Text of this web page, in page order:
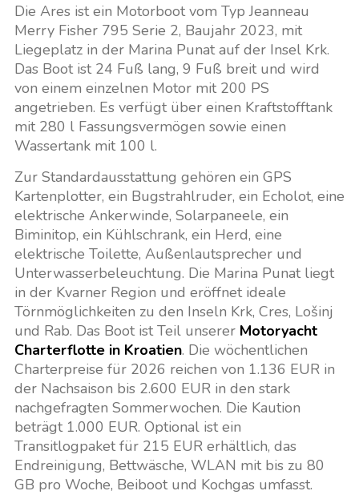
Die Ares ist ein Motorboot vom Typ Jeanneau
Merry Fisher 795 Serie 2, Baujahr 2023, mit
Liegeplatz in der Marina Punat auf der Insel Krk.
Das Boot ist 24 Fuß lang, 9 Fuß breit und wird
von einem einzelnen Motor mit 200 PS
angetrieben. Es verfügt über einen Kraftstofftank
mit 280 l Fassungsvermögen sowie einen
Wassertank mit 100 l.
Zur Standardausstattung gehören ein GPS
Kartenplotter, ein Bugstrahlruder, ein Echolot, eine
elektrische Ankerwinde, Solarpaneele, ein
Biminitop, ein Kühlschrank, ein Herd, eine
elektrische Toilette, Außenlautsprecher und
Unterwasserbeleuchtung. Die Marina Punat liegt
in der Kvarner Region und eröffnet ideale
Törnmöglichkeiten zu den Inseln Krk, Cres, Lošinj
und Rab. Das Boot ist Teil unserer Motoryacht
Charterflotte in Kroatien. Die wöchentlichen
Charterpreise für 2026 reichen von 1.136 EUR in
der Nachsaison bis 2.600 EUR in den stark
nachgefragten Sommerwochen. Die Kaution
beträgt 1.000 EUR. Optional ist ein
Transitlogpaket für 215 EUR erhältlich, das
Endreinigung, Bettwäsche, WLAN mit bis zu 80
GB pro Woche, Beiboot und Kochgas umfasst.